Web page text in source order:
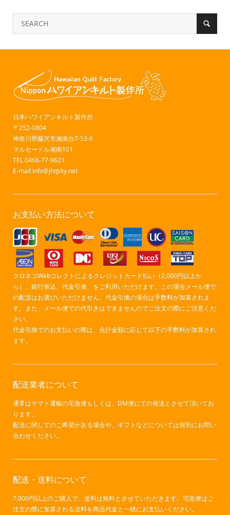
日本ハワイアンキルト製作所
〒252-0804
神奈川県藤沢市湘南台7-53-6
マルセードル湘南101
TEL 0466-77-9621
E-mail info@jhqsky.net
お支払い方法について
クロネコWebコレクトによるクレジットカード払い（2,000円以上か
ら）、銀行振込、代金引換、をご利用いただけます。この場合メール便で
の配送はお選びいただけません。代金引換の場合は手数料が加算されま
す。また、メール便での代引きはできませんのでご注文の際にご注意くだ
さい。
代金引換でのお支払いの際は、合計金額に応じて以下の手数料が加算され
ます。
配送業者について
通常はヤマト運輸の宅急便もしくは、DM便にての発送とさせて頂いてお
ります。
配送に関してのご希望がある場合や、ギフトなどについては個別にお問い
合わせください。
配送・送料について
7,000円以上のご購入で、送料は無料とさせていただきます。宅急便はご
注文の際に加算される送料を商品代金と一緒にお支払いください。